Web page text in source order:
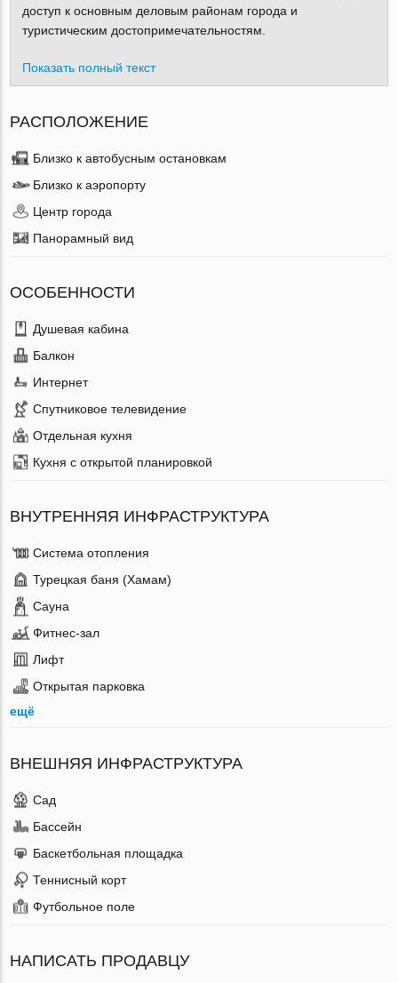
доступ к основным деловым районам города и
туристическим достопримечательностям.
Показать полный текст
РАСПОЛОЖЕНИЕ
Близко к автобусным остановкам
Близко к аэропорту
Центр города
Панорамный вид
ОСОБЕННОСТИ
Душевая кабина
Балкон
Интернет
Спутниковое телевидение
Отдельная кухня
Кухня с открытой планировкой
ВНУТРЕННЯЯ ИНФРАСТРУКТУРА
Система отопления
Турецкая баня (Хамам)
Сауна
Фитнес-зал
Лифт
Открытая парковка
ещё
ВНЕШНЯЯ ИНФРАСТРУКТУРА
Сад
Бассейн
Баскетбольная площадка
Теннисный корт
Футбольное поле
НАПИСАТЬ ПРОДАВЦУ